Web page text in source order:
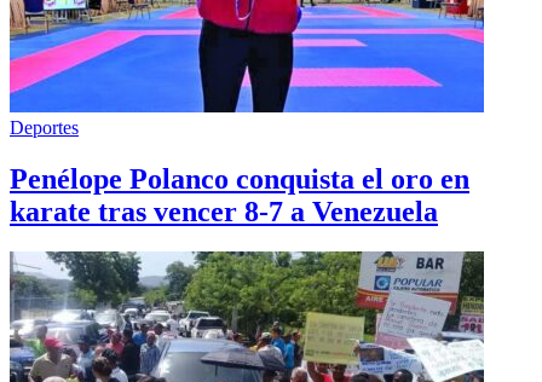
Deportes
Penélope Polanco conquista el oro en
karate tras vencer 8-7 a Venezuela